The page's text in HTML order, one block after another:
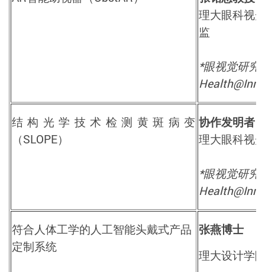
理大眼科视
监
*眼视觉研究
结构光学技术检测黄斑病变
（SLOPE）
协作发明者
理大眼科视
*眼视觉研究
符合人体工学的人工智能头戴式产品
定制系统
张燕博士
理大设计学